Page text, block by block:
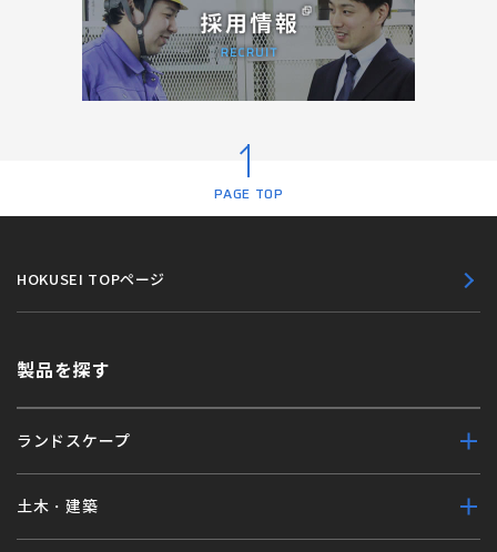
PAGE TOP
HOKUSEI TOPページ
製品を探す
ランドスケープ
土木・建築